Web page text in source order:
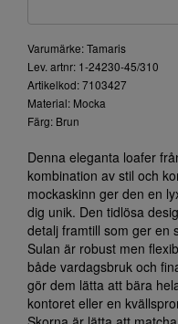
Varumärke: Tamaris
Lev. artnr: 1-24230-45/310
Artikelkod: 7103427
Material: Mocka
Färg: Brun
Denna eleganta loafer
kombination av stil och
mockaskinn ger den en
dig unik. Den tidlösa
detalj framtill som ger en
Sulan är robust men
både vardagsbruk och
gör dem lätta att bära
kontoret eller en